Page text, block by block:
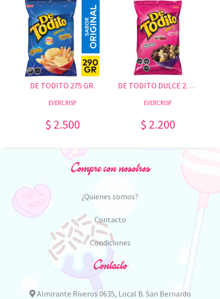
DE TODITO 275 GR.
EVERCRISP
$ 2.500
DE TODITO DULCE 220 GR.
EVERCRISP
$ 2.200
Compre con nosotros
¿Quienes somos?
Contacto
Condiciones
Contacto
Almirante Riveros 0635, Local B. San Bernardo